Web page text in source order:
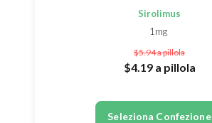
Sirolimus
1mg
$5.94a pillola
$4.19 a pillola
Seleziona Confezione